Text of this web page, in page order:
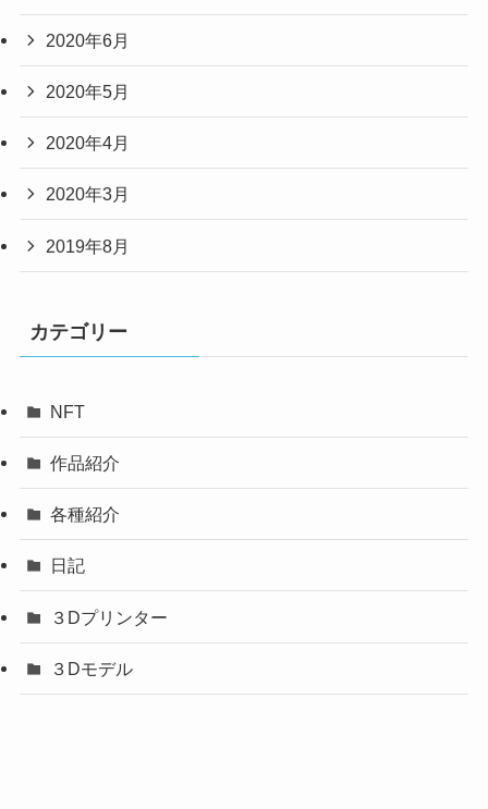
2020年6月
2020年5月
2020年4月
2020年3月
2019年8月
カテゴリー
NFT
作品紹介
各種紹介
日記
３Dプリンター
３Dモデル